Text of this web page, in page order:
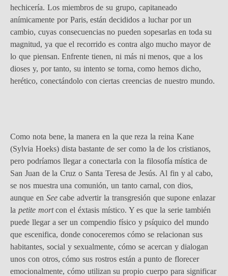
hechicería. Los miembros de su grupo, capitaneado
anímicamente por Paris, están decididos a luchar por un
cambio, cuyas consecuencias no pueden sopesarlas en toda su
magnitud, ya que el recorrido es contra algo mucho mayor de
lo que piensan. Enfrente tienen, ni más ni menos, que a los
dioses y, por tanto, su intento se torna, como hemos dicho,
herético, conectándolo con ciertas creencias de nuestro mundo.
Como nota bene, la manera en la que reza la reina Kane
(Sylvia Hoeks) dista bastante de ser como la de los cristianos,
pero podríamos llegar a conectarla con la filosofía mística de
San Juan de la Cruz o Santa Teresa de Jesús. Al fin y al cabo,
se nos muestra una comunión, un tanto carnal, con dios,
aunque en Seecabe advertir la transgresión que supone enlazar
la petite mortcon el éxtasis místico. Y es que la serie también
puede llegar a ser un compendio físico y psíquico del mundo
que escenifica, donde conoceremos cómo se relacionan sus
habitantes, social y sexualmente, cómo se acercan y dialogan
unos con otros, cómo sus rostros están a punto de florecer
emocionalmente, cómo utilizan su propio cuerpo para significar